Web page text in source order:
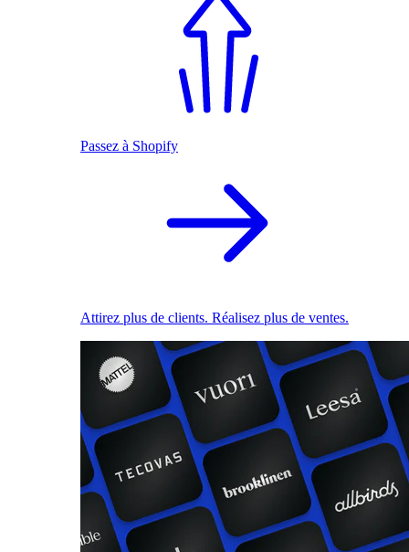
Passez à Shopify
Attirez plus de clients. Réalisez plus de ventes.